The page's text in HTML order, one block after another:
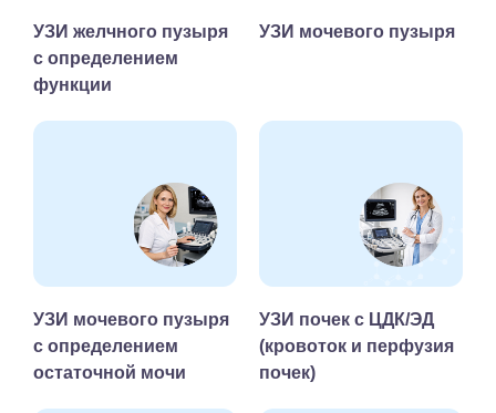
УЗИ желчного пузыря
с определением
функции
УЗИ мочевого пузыря
УЗИ мочевого пузыря
с определением
остаточной мочи
УЗИ почек с ЦДК/ЭД
(кровоток и перфузия
почек)